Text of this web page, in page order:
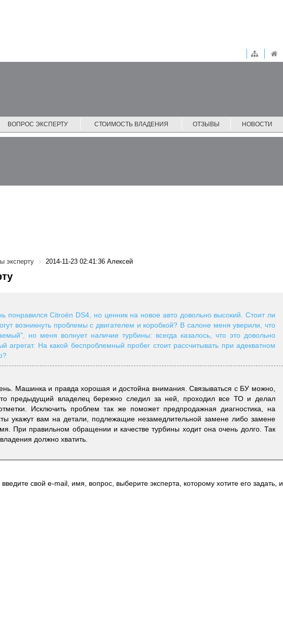
ВОПРОС ЭКСПЕРТУ СТОИМОСТЬ ВЛАДЕНИЯ ОТЗЫВЫ НОВОСТИ
эксперту 2014-11-23 02:41:36 Алексей
понравился Citroёn DS4, но ценник на новое авто довольно высокий. Стоит ли
возникнуть проблемы с двигателем и коробкой? В салоне меня уверили, что
но меня волнует наличие турбины: всегда казалось, что это довольно
агрегат. На какой беспроблемный пробег стоит рассчитывать при адекватном
Машинка и правда хорошая и достойна внимания. Связываться с БУ можно,
предыдущий владелец бережно следил за ней, проходил все ТО и делал
Исключить проблем так же поможет предпродажная диагностика, на
укажут вам на детали, подлежащие незамедлительной замене либо замене
При правильном обращении и качестве турбины ходит она очень долго. Так
должно хватить.
свой e-mail, имя, вопрос, выберите эксперта, которому хотите его задать, и